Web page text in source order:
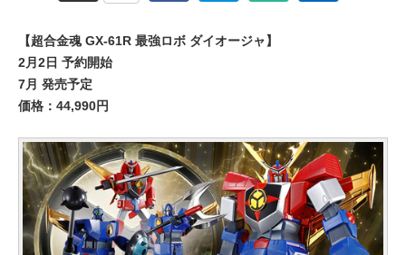
【超合金魂 GX-61R 最強ロボ ダイオージャ】
2月2日 予約開始
7月 発売予定
価格：44,990円